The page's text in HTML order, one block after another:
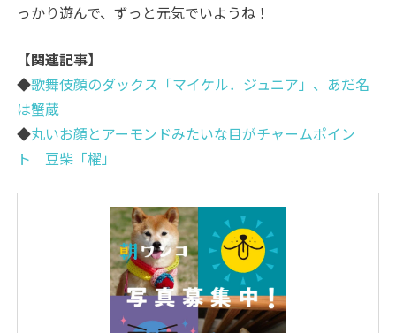
っかり遊んで、ずっと元気でいようね！
【関連記事】
◆歌舞伎顔のダックス「マイケル．ジュニア」、あだ名
は蟹蔵
◆丸いお顔とアーモンドみたいな目がチャームポイン
ト 豆柴「櫂」